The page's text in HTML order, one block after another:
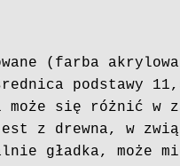
(farba
podstawy
się różnić w
jest z drewna, w
gładka, może